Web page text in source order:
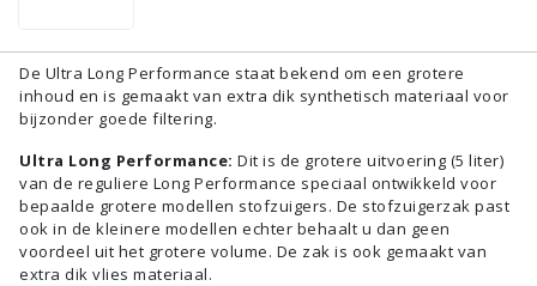
De Ultra Long Performance staat bekend om een grotere
inhoud en is gemaakt van extra dik synthetisch materiaal voor
bijzonder goede filtering.
Ultra Long Performance: Dit is de grotere uitvoering (5 liter)
van de reguliere Long Performance speciaal ontwikkeld voor
bepaalde grotere modellen stofzuigers. De stofzuigerzak past
ook in de kleinere modellen echter behaalt u dan geen
voordeel uit het grotere volume. De zak is ook gemaakt van
extra dik vlies materiaal.